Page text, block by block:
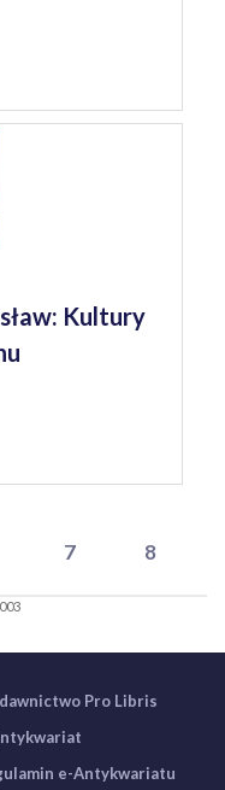
Kultury
7 8
Pro Libris
e-Antykwariatu